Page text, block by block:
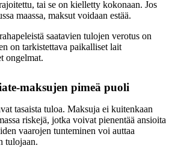
tai se on kielletty kokonaan. Jos
maassa, maksut voidaan estää.
saatavien tulojen verotus on
on tarkistettava paikalliset lait
ongelmat.
maksujen pimeä puoli
tasaista tuloa. Maksuja ei kuitenkaan
riskejä, jotka voivat pienentää ansioita
vaarojen tunteminen voi auttaa
tulojaan.